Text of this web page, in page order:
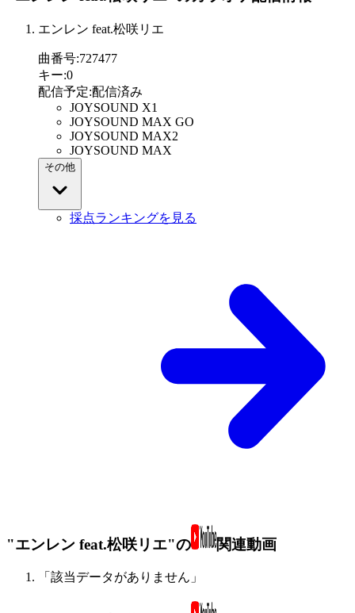
エンレン feat.松咲リエ
曲番号:727477
キー:0
配信予定:配信済み
JOYSOUND X1
JOYSOUND MAX GO
JOYSOUND MAX2
JOYSOUND MAX
その他
採点ランキングを見る
"エンレン feat.松咲リエ"の 関連動画
「該当データがありません」